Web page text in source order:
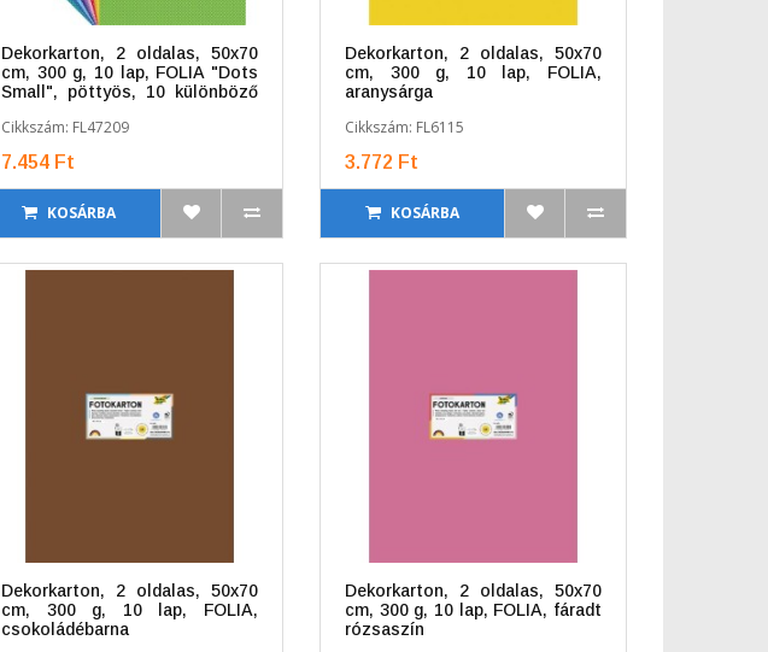
Dekorkarton, 2 oldalas, 50x70
cm, 300 g, 10 lap, FOLIA "Dots
Small", pöttyös, 10 különböző
Cikkszám: FL47209
7.454 Ft
KOSÁRBA
Dekorkarton, 2 oldalas, 50x70
cm, 300 g, 10 lap, FOLIA,
aranysárga
Cikkszám: FL6115
3.772 Ft
KOSÁRBA
Dekorkarton, 2 oldalas, 50x70
cm, 300 g, 10 lap, FOLIA,
csokoládébarna
Dekorkarton, 2 oldalas, 50x70
cm, 300 g, 10 lap, FOLIA, fáradt
rózsaszín